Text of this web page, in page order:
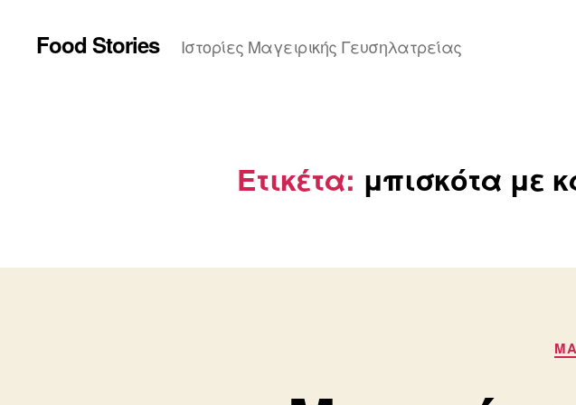
Food Stories Ιστορίες Μαγειρικής Γευσηλατρείας
Ετικέτα: μπισκότα με